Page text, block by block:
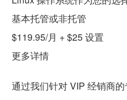
基本托管或非托管
$119.95/月 + $25 设置
更多详情
通过我们针对 VIP 经销商